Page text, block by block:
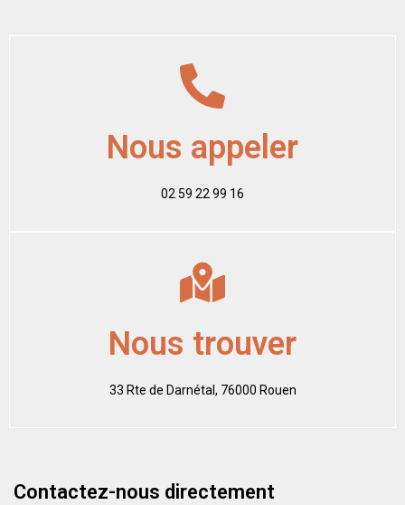
Nous appeler
02 59 22 99 16
Nous trouver
33 Rte de Darnétal, 76000 Rouen
Contactez-nous directement